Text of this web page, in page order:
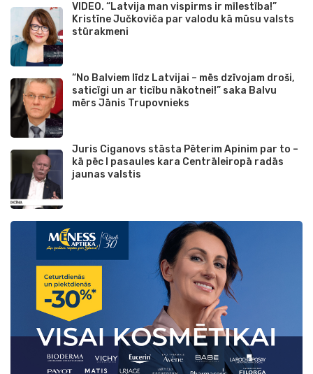
VIDEO. “Latvija man vispirms ir mīlestība!”
Kristīne Jučkoviča par valodu kā mūsu valsts
stūrakmeni
“No Balviem līdz Latvijai – mēs dzīvojam droši,
saticīgi un ar ticību nākotnei!” saka Balvu
mērs Jānis Trupovnieks
Juris Ciganovs stāsta Pēterim Apinim par to –
kā pēc I pasaules kara Centrāleiropā radās
jaunas valstis